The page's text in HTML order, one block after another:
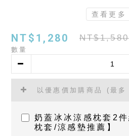
查看更多
NT$1,280 NT$1,580
數量
以優惠價加購商品 (最
奶蓋冰冰涼感枕套2
枕套/涼感墊推薦】